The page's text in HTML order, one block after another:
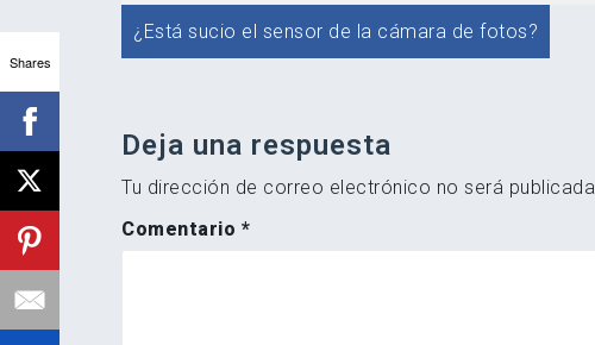
Navegación
de
¿Está sucio el sensor de la cámara de fotos?
Deja una respuesta
Tu dirección de correo electrónico no será
Comentario *
Shares